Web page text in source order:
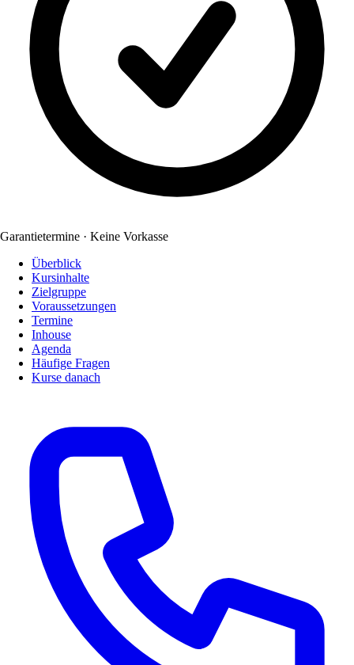
Garantietermine · Keine Vorkasse
Überblick
Kursinhalte
Zielgruppe
Voraussetzungen
Termine
Inhouse
Agenda
Häufige Fragen
Kurse danach